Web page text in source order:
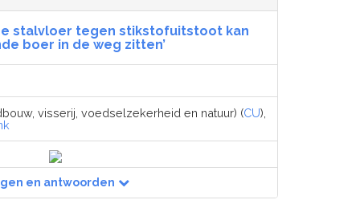
stalvloer tegen stikstofuitstoot kan
boer in de weg zitten’
visserij, voedselzekerheid en natuur) (CU),
en antwoorden